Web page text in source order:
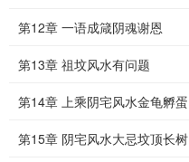
第12章 一语成箴阴魂谢恩
第13章 祖坟风水有问题
第14章 上乘阴宅风水金龟孵蛋
第15章 阴宅风水大忌坟顶长树